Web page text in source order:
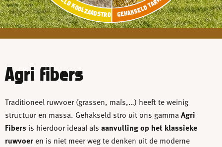
Agri fibers
Traditioneel ruwvoer (grassen, maïs,…) heeft te weinig
structuur en massa. Gehakseld stro uit ons gammaAgri
Fibers is hierdoor ideaal als aanvulling op het klassieke
ruwvoer en is niet meer weg te denken uit de moderne